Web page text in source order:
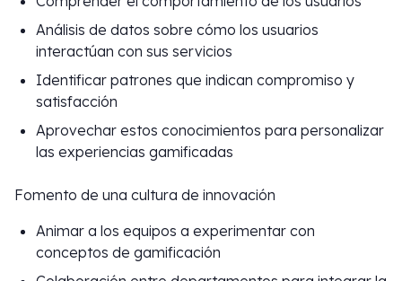
Análisis de datos sobre cómo los usuarios
interactúan con sus servicios
Identificar patrones que indican compromiso y
satisfacción
Aprovechar estos conocimientos para personalizar
las experiencias gamificadas
Fomento de una cultura de innovación
Animar a los equipos a experimentar con
conceptos de gamificación